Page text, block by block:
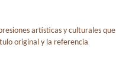
artísticas y culturales que
original y la referencia